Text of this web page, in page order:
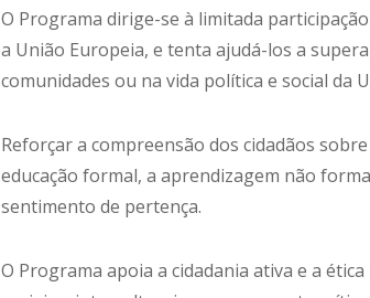
O Programa dirige-se à limitada
a União Europeia, e tenta ajudá-los a
comunidades ou na vida política e social da
Reforçar a compreensão dos cidadãos
educação formal, a aprendizagem não
sentimento de pertença.
O Programa apoia a cidadania ativa e a